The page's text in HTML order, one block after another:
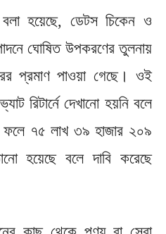
বলা হয়েছে, ডেটস চিকেন ও
ঘোষিত উপকরণের তুলনায়
প্রমাণ পাওয়া গেছে। ওই
রিটার্নে দেখানো হয়নি বলে
৭৫ লাখ ৩৯ হাজার ২০৯
হয়েছে বলে দাবি করেছে